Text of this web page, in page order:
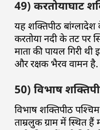
49) करतोयाघाट
यह शक्तिपीठ
करतोया नदी के तट पर
माता की पायल गिरी
और रक्षक भैरव वामन है.
50) विभाष
विभाष शक्तिपीठ
ताम्रलुक ग्राम में स्थित हैं